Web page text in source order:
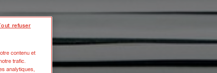
contenu et
trafic.
analytiques,
refuser